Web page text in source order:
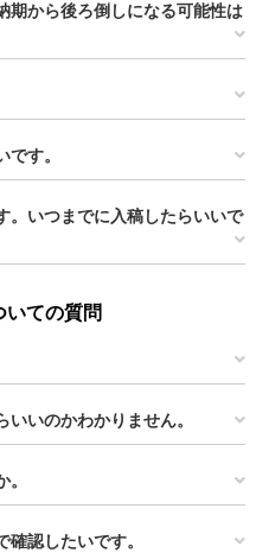
期から後ろ倒しになる可能性は
す。
。いつまでに入稿したらいいで
ての質問
いのかわかりません。
認したいです。